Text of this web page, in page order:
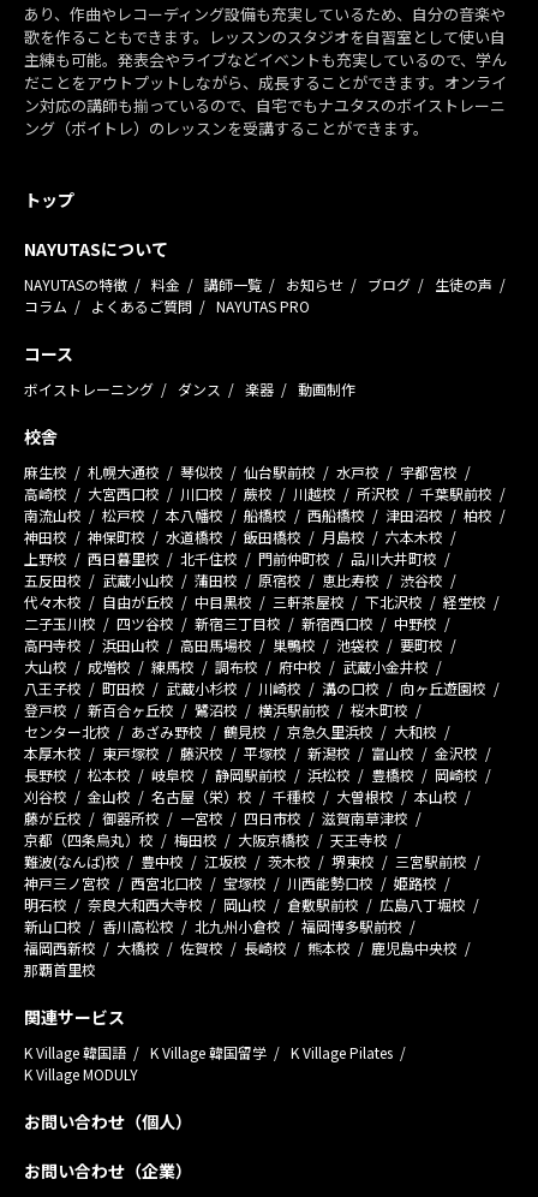
あり、作曲やレコーディング設備も充実しているため、自分の音楽や
歌を作ることもできます。レッスンのスタジオを自習室として使い自
主練も可能。発表会やライブなどイベントも充実しているので、学ん
だことをアウトプットしながら、成長することができます。オンライ
ン対応の講師も揃っているので、自宅でもナユタスのボイストレーニ
ング（ボイトレ）のレッスンを受講することができます。
トップ
NAYUTASについて
NAYUTASの特徴 料金 講師一覧 お知らせ ブログ
生徒の声
コラム
よくあるご質問 NAYUTAS PRO
コース
ボイストレーニング ダンス 楽器 動画制作
校舎
麻生校 札幌大通校 琴似校 仙台駅前校 水戸校
宇都宮校
高崎校
大宮西口校 川口校 蕨校 川越校 所沢校
千葉駅前校
南流山校
松戸校 本八幡校 船橋校 西船橋校 津田沼校
柏校
神田校
神保町校 水道橋校 飯田橋校 月島校
六本木校
上野校
西日暮里校 北千住校 門前仲町校
品川大井町校
五反田校
武蔵小山校 蒲田校 原宿校 恵比寿校
渋谷校
代々木校
自由が丘校 中目黒校 三軒茶屋校 下北沢校
経堂校
二子玉川校
四ツ谷校 新宿三丁目校 新宿西口校
中野校
高円寺校
浜田山校 高田馬場校 巣鴨校 池袋校
要町校
大山校
成増校 練馬校 調布校 府中校
武蔵小金井校
八王子校
町田校 武蔵小杉校 川崎校 溝の口校
向ヶ丘遊園校
登戸校
新百合ヶ丘校 鷺沼校 横浜駅前校
桜木町校
センター北校
あざみ野校 鶴見校 京急久里浜校
大和校
本厚木校
東戸塚校 藤沢校 平塚校 新潟校 富山校
金沢校
長野校
松本校 岐阜校 静岡駅前校 浜松校 豊橋校
岡崎校
刈谷校
金山校 名古屋（栄）校 千種校 大曽根校
本山校
藤が丘校
御器所校 一宮校 四日市校
滋賀南草津校
京都（四条烏丸）校
梅田校 大阪京橋校
天王寺校
難波(なんば)校
豊中校 江坂校 茨木校 堺東校
三宮駅前校
神戸三ノ宮校
西宮北口校 宝塚校 川西能勢口校
姫路校
明石校
奈良大和西大寺校 岡山校 倉敷駅前校
広島八丁堀校
新山口校
香川高松校 北九州小倉校
福岡博多駅前校
福岡西新校
大橋校 佐賀校 長崎校 熊本校
鹿児島中央校
那覇首里校
関連サービス
K Village 韓国語 K Village 韓国留学
K Village Pilates
K Village MODULY
お問い合わせ（個人）
お問い合わせ（企業）